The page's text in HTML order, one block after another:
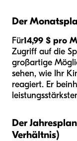
Der
Für14,99 $ pro
Zugriff auf die
großartige
sehen, wie Ihr
reagiert. Er
Der
Verhältnis)